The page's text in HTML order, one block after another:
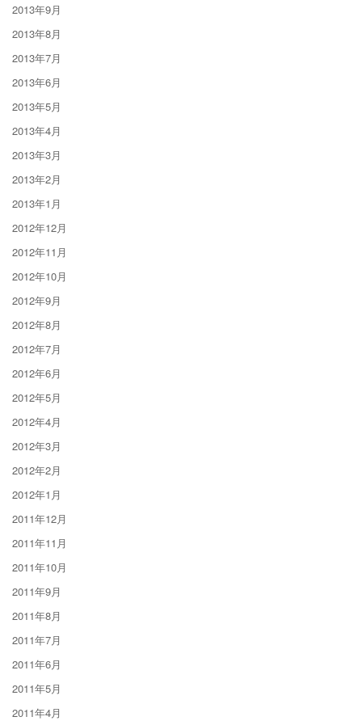
2013年9月
2013年8月
2013年7月
2013年6月
2013年5月
2013年4月
2013年3月
2013年2月
2013年1月
2012年12月
2012年11月
2012年10月
2012年9月
2012年8月
2012年7月
2012年6月
2012年5月
2012年4月
2012年3月
2012年2月
2012年1月
2011年12月
2011年11月
2011年10月
2011年9月
2011年8月
2011年7月
2011年6月
2011年5月
2011年4月